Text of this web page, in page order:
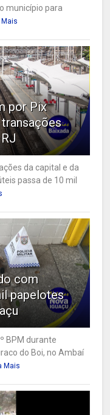
município para
Mais
por Pix
da capital e da
passa de 10 mil
com
papelotes
BPM durante
do Boi, no Ambaí
Mais